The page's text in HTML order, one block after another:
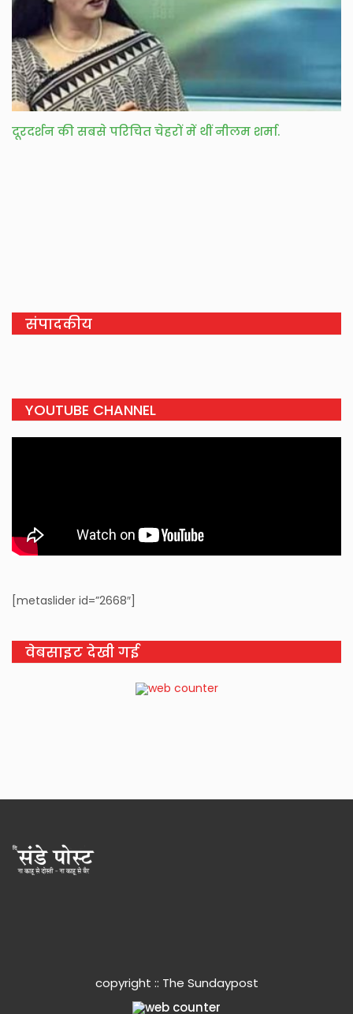
दूरदर्शन की सबसे परिचित चेहरों में थीं नीलम शर्मा.
संपादकीय
YOUTUBE CHANNEL
[metaslider id=”2668″]
वेबसाइट देखी गई
copyright :: The Sundaypost